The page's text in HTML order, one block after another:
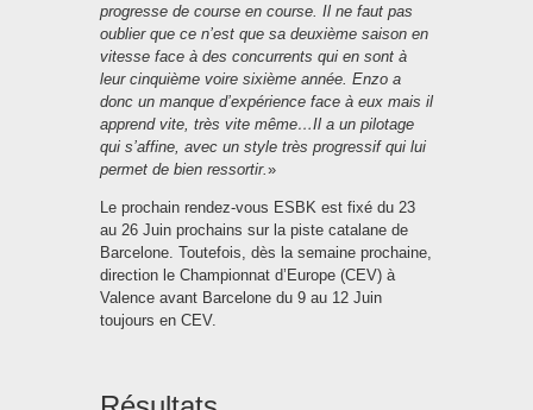
progresse de course en course. Il ne faut pas
oublier que ce n’est que sa deuxième saison en
vitesse face à des concurrents qui en sont à
leur cinquième voire sixième année. Enzo a
donc un manque d’expérience face à eux mais il
apprend vite, très vite même…Il a un pilotage
qui s’affine, avec un style très progressif qui lui
permet de bien ressortir.»
Le prochain rendez-vous ESBK est fixé du 23
au 26 Juin prochains sur la piste catalane de
Barcelone. Toutefois, dès la semaine prochaine,
direction le Championnat d’Europe (CEV) à
Valence avant Barcelone du 9 au 12 Juin
toujours en CEV.